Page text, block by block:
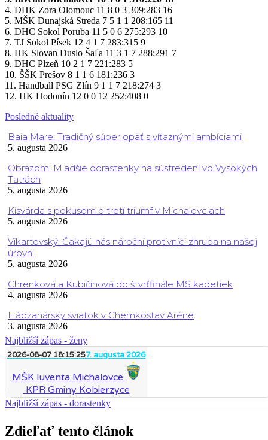
4. DHK Zora Olomouc 11 8 0 3 309:283 16
5. MŠK Dunajská Streda 7 5 1 1 208:165 11
6. DHC Sokol Poruba 11 5 0 6 275:293 10
7. TJ Sokol Písek 12 4 1 7 283:315 9
8. HK Slovan Duslo Šaľa 11 3 1 7 288:291 7
9. DHC Plzeň 10 2 1 7 221:283 5
10. ŠŠK Prešov 8 1 1 6 181:236 3
11. Handball PSG Zlín 9 1 1 7 218:274 3
12. HK Hodonín 12 0 0 12 252:408 0
Posledné aktuality
Baia Mare: Tradičný súper opäť s víťaznými ambíciami
5. augusta 2026
Obrazom: Mladšie dorastenky na sústredení vo Vysokých
Tatrách
5. augusta 2026
Kisvárda s pokusom o tretí triumf v Michalovciach
5. augusta 2026
Vikartovský: Čakajú nás nároční protivníci zhruba na našej
úrovni
5. augusta 2026
Chrenková a Kubičinová do štvrťfinále MS kadetiek
4. augusta 2026
Hádzanársky sviatok v Chemkostav Aréne
3. augusta 2026
Najbližší zápas - ženy
2026-08-07 18:15:257. augusta 2026
MŠK Iuventa Michalovce
KPR Gminy Kobierzyce
Najbližší zápas - dorastenky
Zdieľať tento článok